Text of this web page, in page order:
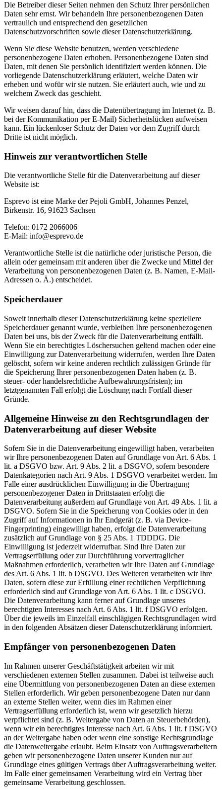
Die Betreiber dieser Seiten nehmen den Schutz Ihrer persönlichen
Daten sehr ernst. Wir behandeln Ihre personenbezogenen Daten
vertraulich und entsprechend den gesetzlichen
Datenschutzvorschriften sowie dieser Datenschutzerklärung.
Wenn Sie diese Website benutzen, werden verschiedene
personenbezogene Daten erhoben. Personenbezogene Daten sind
Daten, mit denen Sie persönlich identifiziert werden können. Die
vorliegende Datenschutzerklärung erläutert, welche Daten wir
erheben und wofür wir sie nutzen. Sie erläutert auch, wie und zu
welchem Zweck das geschieht.
Wir weisen darauf hin, dass die Datenübertragung im Internet (z. B.
bei der Kommunikation per E-Mail) Sicherheitslücken aufweisen
kann. Ein lückenloser Schutz der Daten vor dem Zugriff durch
Dritte ist nicht möglich.
Hinweis zur verantwortlichen Stelle
Die verantwortliche Stelle für die Datenverarbeitung auf dieser
Website ist:
Esprevo ist eine Marke der Pejoli GmbH, Johannes Penzel,
Birkenstr. 16, 91623 Sachsen
Telefon: 0172 2066006
E-Mail: info@esprevo.de
Verantwortliche Stelle ist die natürliche oder juristische Person, die
allein oder gemeinsam mit anderen über die Zwecke und Mittel der
Verarbeitung von personenbezogenen Daten (z. B. Namen, E-Mail-
Adressen o. Ä.) entscheidet.
Speicherdauer
Soweit innerhalb dieser Datenschutzerklärung keine speziellere
Speicherdauer genannt wurde, verbleiben Ihre personenbezogenen
Daten bei uns, bis der Zweck für die Datenverarbeitung entfällt.
Wenn Sie ein berechtigtes Löschersuchen geltend machen oder eine
Einwilligung zur Datenverarbeitung widerrufen, werden Ihre Daten
gelöscht, sofern wir keine anderen rechtlich zulässigen Gründe für
die Speicherung Ihrer personenbezogenen Daten haben (z. B.
steuer- oder handelsrechtliche Aufbewahrungsfristen); im
letztgenannten Fall erfolgt die Löschung nach Fortfall dieser
Gründe.
Allgemeine Hinweise zu den Rechtsgrundlagen der
Datenverarbeitung auf dieser Website
Sofern Sie in die Datenverarbeitung eingewilligt haben, verarbeiten
wir Ihre personenbezogenen Daten auf Grundlage von Art. 6 Abs. 1
lit. a DSGVO bzw. Art. 9 Abs. 2 lit. a DSGVO, sofern besondere
Datenkategorien nach Art. 9 Abs. 1 DSGVO verarbeitet werden. Im
Falle einer ausdrücklichen Einwilligung in die Übertragung
personenbezogener Daten in Drittstaaten erfolgt die
Datenverarbeitung außerdem auf Grundlage von Art. 49 Abs. 1 lit. a
DSGVO. Sofern Sie in die Speicherung von Cookies oder in den
Zugriff auf Informationen in Ihr Endgerät (z. B. via Device-
Fingerprinting) eingewilligt haben, erfolgt die Datenverarbeitung
zusätzlich auf Grundlage von § 25 Abs. 1 TDDDG. Die
Einwilligung ist jederzeit widerrufbar. Sind Ihre Daten zur
Vertragserfüllung oder zur Durchführung vorvertraglicher
Maßnahmen erforderlich, verarbeiten wir Ihre Daten auf Grundlage
des Art. 6 Abs. 1 lit. b DSGVO. Des Weiteren verarbeiten wir Ihre
Daten, sofern diese zur Erfüllung einer rechtlichen Verpflichtung
erforderlich sind auf Grundlage von Art. 6 Abs. 1 lit. c DSGVO.
Die Datenverarbeitung kann ferner auf Grundlage unseres
berechtigten Interesses nach Art. 6 Abs. 1 lit. f DSGVO erfolgen.
Über die jeweils im Einzelfall einschlägigen Rechtsgrundlagen wird
in den folgenden Absätzen dieser Datenschutzerklärung informiert.
Empfänger von personenbezogenen Daten
Im Rahmen unserer Geschäftstätigkeit arbeiten wir mit
verschiedenen externen Stellen zusammen. Dabei ist teilweise auch
eine Übermittlung von personenbezogenen Daten an diese externen
Stellen erforderlich. Wir geben personenbezogene Daten nur dann
an externe Stellen weiter, wenn dies im Rahmen einer
Vertragserfüllung erforderlich ist, wenn wir gesetzlich hierzu
verpflichtet sind (z. B. Weitergabe von Daten an Steuerbehörden),
wenn wir ein berechtigtes Interesse nach Art. 6 Abs. 1 lit. f DSGVO
an der Weitergabe haben oder wenn eine sonstige Rechtsgrundlage
die Datenweitergabe erlaubt. Beim Einsatz von Auftragsverarbeitern
geben wir personenbezogene Daten unserer Kunden nur auf
Grundlage eines gültigen Vertrags über Auftragsverarbeitung weiter.
Im Falle einer gemeinsamen Verarbeitung wird ein Vertrag über
gemeinsame Verarbeitung geschlossen.